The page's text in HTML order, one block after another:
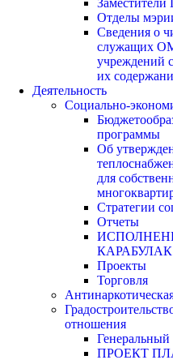
Отделы
Сведения о
служащих
учреждений
их
Деятельность
Социально-
программы
Об
для
Стратегии
Отчеты
КАРАБУЛАК
Проекты
Торговля
отношения
Генеральный
ПРОЕКТ